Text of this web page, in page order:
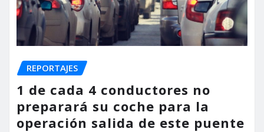
REPORTAJES
1 de cada 4 conductores no
preparará su coche para la
operación salida de este puente